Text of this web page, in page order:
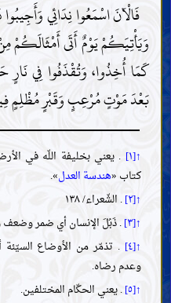
فَالْآنَ اسْمَعُوا نِدَائِي
وَيَأْتِيَكُمْ يَوْمٌ أَتَى أَمْثَالَكُمْ
كَمَا أُخِذُوا، وَتُقْذَفُوا فِي نَارٍ
بَعْدَ مَوْتٍ مُرْعِبٍ وَقَبْرٍ
↑[١] . يعني بخليفة اللّه في
كتاب «هندسة العدل».
↑[٢] . الشّعراء/ ١٣٨
↑[٣] . ذَبُلَ الإنسان أي ضمر
↑[٤]
. تذمّر من الأوضاع
وعدم رضاه.
↑[٥] . يعني الحكّام المختلفين.